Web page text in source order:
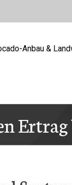
Anbau &
Ertrag